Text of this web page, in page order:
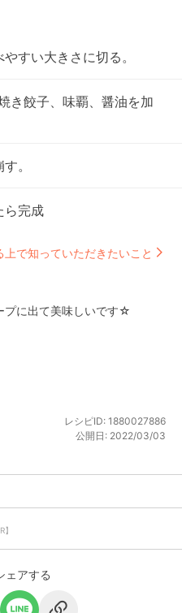
すい大きさに切る。
き餃子、味覇、醤油を加
。
ら完成
上で知っていただきたいこと
プに出て美味しいです☆
レシピID: 1880027886
公開日: 2022/03/03
】
ェアする